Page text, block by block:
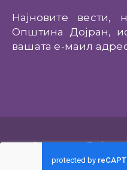
Најновите
Општина Дојран,
вашата е-маил
Општина Дојран